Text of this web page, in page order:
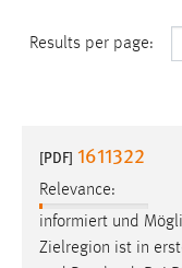
Results per page:
[PDF] 1611322
Relevance:
informiert und
Zielregion ist in